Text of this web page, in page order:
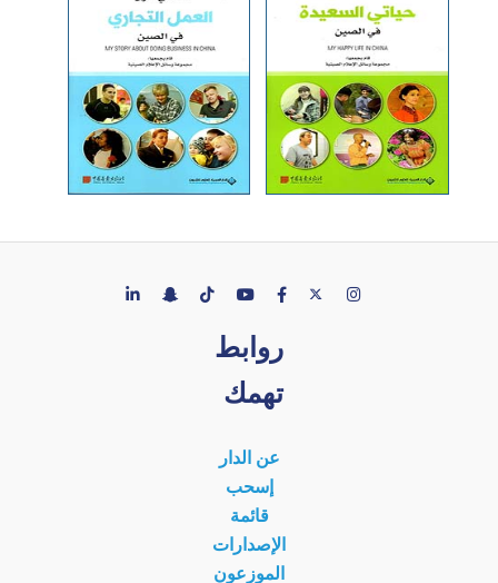
روابط
تهمك
عن الدار
إسحب
قائمة
الإصدارات
الموزعون